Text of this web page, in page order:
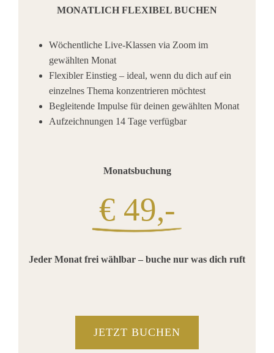
MONATLICH FLEXIBEL BUCHEN
Wöchentliche Live-Klassen via Zoom im
gewählten Monat
Flexibler Einstieg – ideal, wenn du dich auf ein
einzelnes Thema konzentrieren möchtest
Begleitende Impulse für deinen gewählten Monat
Aufzeichnungen 14 Tage verfügbar
Monatsbuchung
€ 49,-
Jeder Monat frei wählbar – buche nur was dich ruft
JETZT BUCHEN